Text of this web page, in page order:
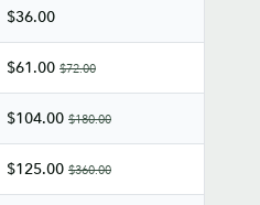
$36.00
$61.00 $72.00
$104.00 $180.00
$125.00 $360.00